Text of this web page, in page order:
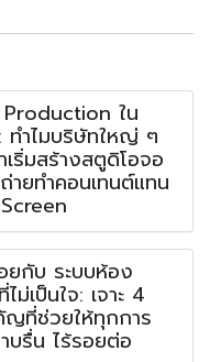
ใน
ทำไมบริษัทใหญ่ ๆ
ริ่มสร้างสตูดิโอจอ
ายทำคอนเทนต์แทน
ยกับ ระบบห้อง
ม่เป็นใจ: เจาะ 4
ญที่ช่วยให้ทุกการ
บรื่น ไร้รอยต่อ